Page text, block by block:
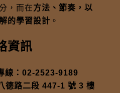
，而在方法、節奏，以
的學習設計 。
資訊
線：02-2523-9189
德路二段 447-1 號 3 樓